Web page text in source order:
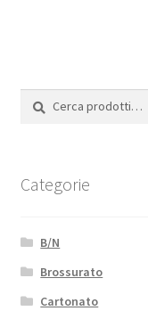
Cerca:
Cerca
Categorie
B/N
Brossurato
Cartonato